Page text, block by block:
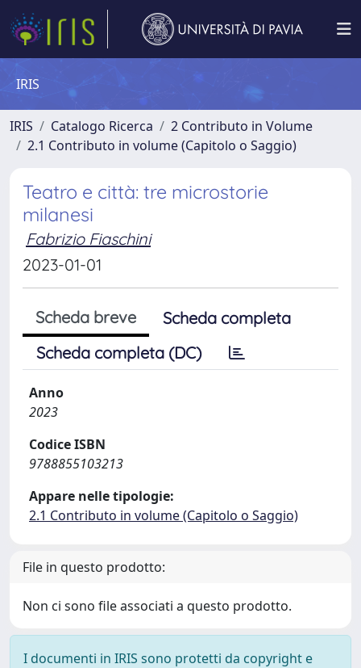
IRIS
IRIS Catalogo Ricerca
2 Contributo in Volume
2.1 Contributo in volume (Capitolo o Saggio)
Teatro e città: tre microstorie
milanesi
Fabrizio Fiaschini
2023-01-01
Scheda breve
Scheda completa
Scheda completa (DC)
Anno
2023
Codice ISBN
9788855103213
Appare nelle tipologie:
2.1 Contributo in volume (Capitolo o Saggio)
File in questo prodotto:
Non ci sono file associati a questo prodotto.
I documenti in IRIS sono protetti da copyright e